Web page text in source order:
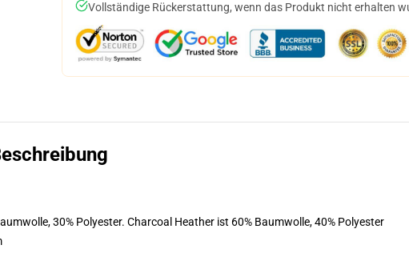
Vollständige Rückerstattung, wenn das Produkt nicht erhalten
30% Polyester. Charcoal Heather ist 60% Baumwolle, 40% Polyester